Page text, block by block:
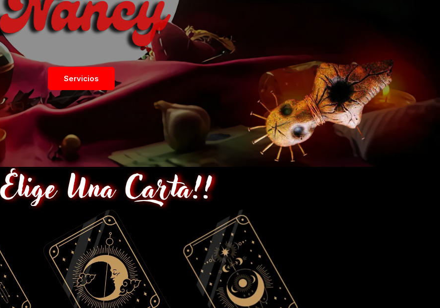
Servicios
Elige Una Carta!!